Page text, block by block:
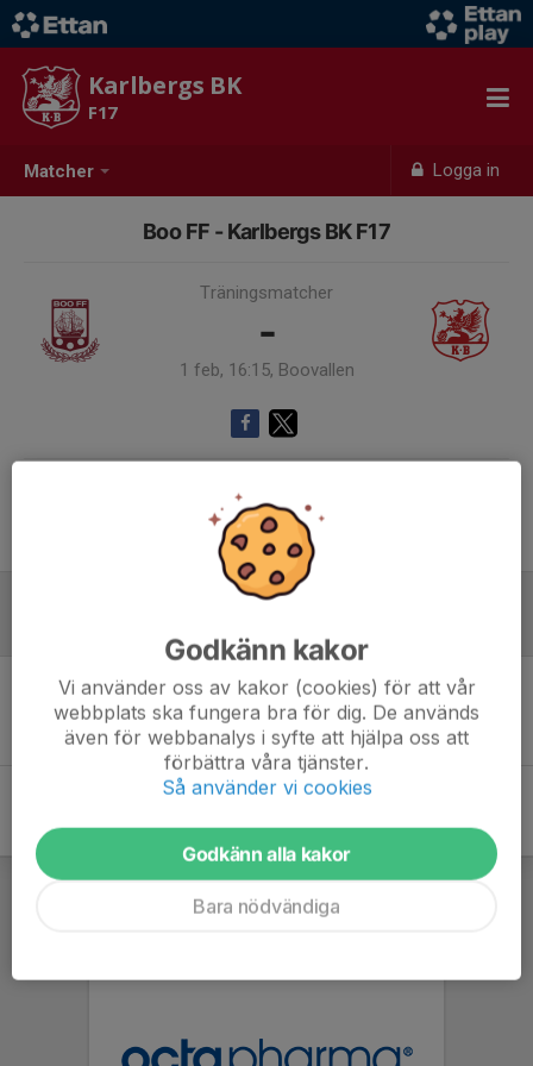
Matcher Logga in
Karlbergs BK
F17
Boo FF - Karlbergs BK F17
Träningsmatcher
-
1 feb, 16:15, Boovallen
Samling 15:00
Endast kallade kunde anmäla sig till aktiviteten. 17 personer var kallade.
Logga in här
Inget referat skrivet
Godkänn kakor
Vi använder oss av kakor (cookies) för att vår
webbplats ska fungera bra för dig. De används
även för webbanalys i syfte att hjälpa oss att
förbättra våra tjänster.
Så använder vi cookies
Godkänn alla kakor
Bara nödvändiga